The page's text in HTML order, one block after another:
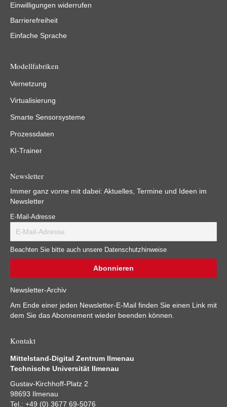
Einwilligungen widerrufen
Barrierefreiheit
Einfache Sprache
Modellfabriken
Vernetzung
Virtualisierung
Smarte Sensorsysteme
Prozessdaten
KI-Trainer
Newsletter
Immer ganz vorne mit dabei: Aktuelles, Termine und Ideen im
Newsletter
E-Mail-Adresse
Beachten Sie bitte auch unsere Datenschutzhinweise
Newsletter-Archiv
Am Ende einer jeden Newsletter-E-Mail finden Sie einen Link mit
dem Sie das Abonnement wieder beenden können.
Kontakt
Mittelstand-Digital Zentrum Ilmenau
Technische Universität Ilmenau
Gustav-Kirchhoff-Platz 2
98693 Ilmenau
Tel.: +49 (0) 3677 69-5076